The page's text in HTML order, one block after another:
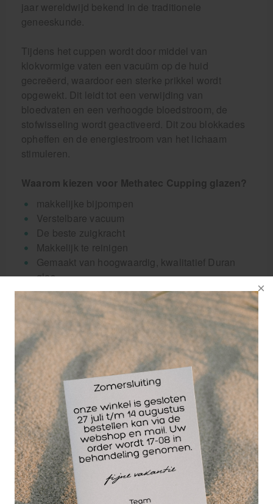
jaar wereldwijd bekend in de traditionele
geneeskunde.
Tijdens het cuppen wordt door middel van
klokvormige vaten een vacuüm op de huid
gecreëerd, waardoor een sterke prikkel wordt
opgewekt. Dit leidt tot een verwijding van
bloedvaten en een verhoogde bloedstroom, de
stofwisseling wordt geactiveerd. Dit zou blokkades
opheffen en de energiestroom van het lichaam
stimuleren.
Waarom kiezen voor Methatec Cupping glazen?
makkelijke bijpompen
Verstelbare vacuum
De beste zuigkracht
Makkelijk te reinigen
Gemaakt van hoogwaardig, kwalitatief Duran
glas
In tegenstelling tot gewone glazen bekers is het
mogelijk om bijzonder sterke vacuüms te creëren
binnen de cupping cups, dit komt door de unieke 2-
kleps technologie. Voor iedere patiënt kan
afzonderlijk het vacuüm ingesteld worden, al naar
gelang de sterkte en diepte van de behandeling.
Waar gebruik je de verschillende maten
Methatec cupping glazen voor?
De 3 cm cupping glas is vooral geschikt voor
gezicht, nek, onder- en bovenarmen.
De 5 cm cupping glas is ideaal voor de rug,
schouders, buik, billen en benen.
De 6 cm lange massage glascup is vooral geschikt